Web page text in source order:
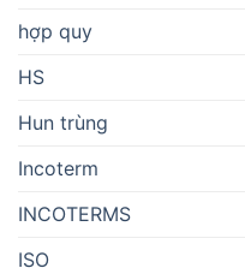
hợp quy
HS
Hun trùng
Incoterm
INCOTERMS
ISO